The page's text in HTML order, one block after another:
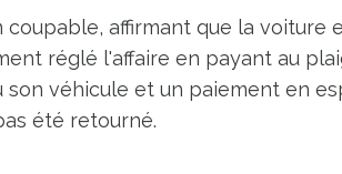
coupable, affirmant que la
réglé l'affaire en payant au
son véhicule et un paiement en
été retourné.